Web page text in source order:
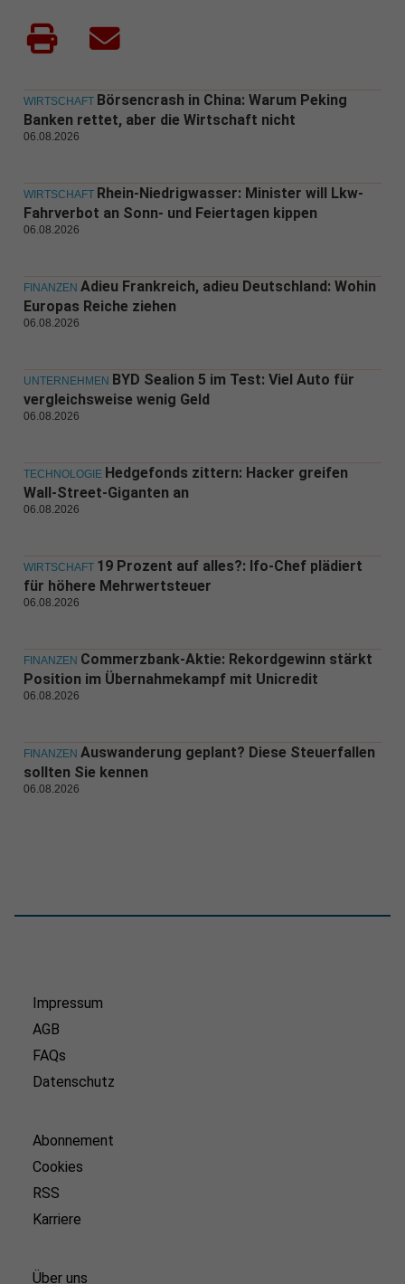
WIRTSCHAFT Börsencrash in China: Warum Peking
Banken rettet, aber die Wirtschaft nicht
06.08.2026
WIRTSCHAFT Rhein-Niedrigwasser: Minister will Lkw-
Fahrverbot an Sonn- und Feiertagen kippen
06.08.2026
FINANZEN Adieu Frankreich, adieu Deutschland: Wohin
Europas Reiche ziehen
06.08.2026
UNTERNEHMEN BYD Sealion 5 im Test: Viel Auto für
vergleichsweise wenig Geld
06.08.2026
TECHNOLOGIE Hedgefonds zittern: Hacker greifen
Wall-Street-Giganten an
06.08.2026
WIRTSCHAFT 19 Prozent auf alles?: Ifo-Chef plädiert
für höhere Mehrwertsteuer
06.08.2026
FINANZEN Commerzbank-Aktie: Rekordgewinn stärkt
Position im Übernahmekampf mit Unicredit
06.08.2026
FINANZEN Auswanderung geplant? Diese Steuerfallen
sollten Sie kennen
06.08.2026
Impressum
AGB
FAQs
Datenschutz
Abonnement
Cookies
RSS
Karriere
Über uns